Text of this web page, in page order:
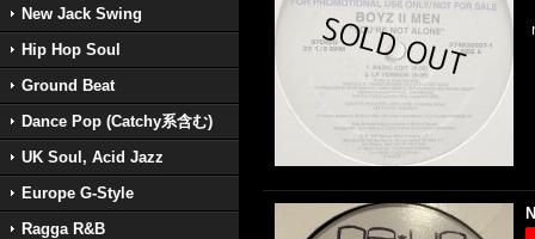
New Jack Swing
Hip Hop Soul
Ground Beat
Dance Pop (Catchy系含む)
UK Soul, Acid Jazz
Europe G-Style
Ragga R&B